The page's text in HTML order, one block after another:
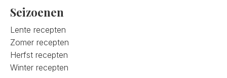
Seizoenen
Lente recepten
Zomer recepten
Herfst recepten
Winter recepten